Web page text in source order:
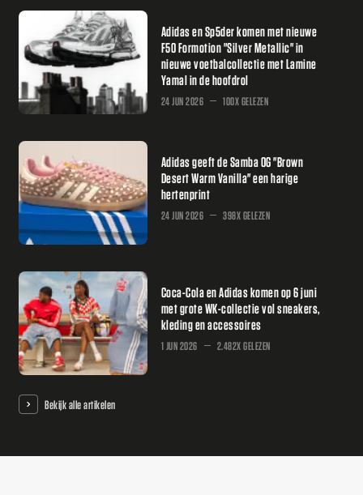
Adidas en Sp5der komen met nieuwe
F50 Formotion "Silver Metallic" in
nieuwe voetbalcollectie met Lamine
Yamal in de hoofdrol
24 JUN 2026 100X GELEZEN
Adidas geeft de Samba OG "Brown
Desert Warm Vanilla" een harige
hertenprint
24 JUN 2026 398X GELEZEN
Coca-Cola en Adidas komen op 6 juni
met grote WK-collectie vol sneakers,
kleding en accessoires
1 JUN 2026 2.482X GELEZEN
Bekijk alle artikelen